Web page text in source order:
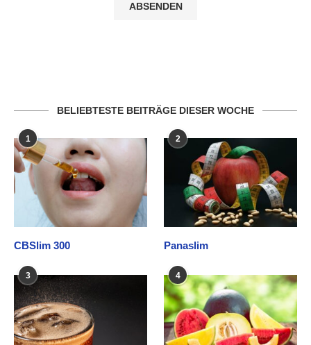
BELIEBTESTE BEITRÄGE DIESER WOCHE
1
CBSlim 300
2
Panaslim
3 4